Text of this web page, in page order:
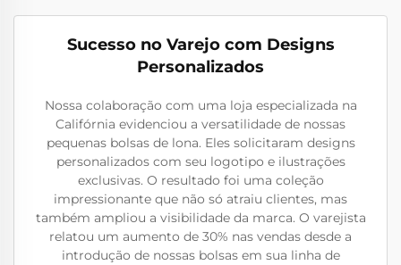
Sucesso no Varejo com Designs
Personalizados
Nossa colaboração com uma loja especializada na
Califórnia evidenciou a versatilidade de nossas
pequenas bolsas de lona. Eles solicitaram designs
personalizados com seu logotipo e ilustrações
exclusivas. O resultado foi uma coleção
impressionante que não só atraiu clientes, mas
também ampliou a visibilidade da marca. O varejista
relatou um aumento de 30% nas vendas desde a
introdução de nossas bolsas em sua linha de